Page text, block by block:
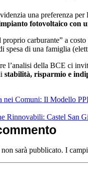
una preferenza per
fotovoltaico con
carburante” a
spesa di una famiglia
l’analisi della BCE ci
stabilità, risparmio e
nei Comuni: Il Modello
Rinnovabili: Castel San
sarà pubblicato. I